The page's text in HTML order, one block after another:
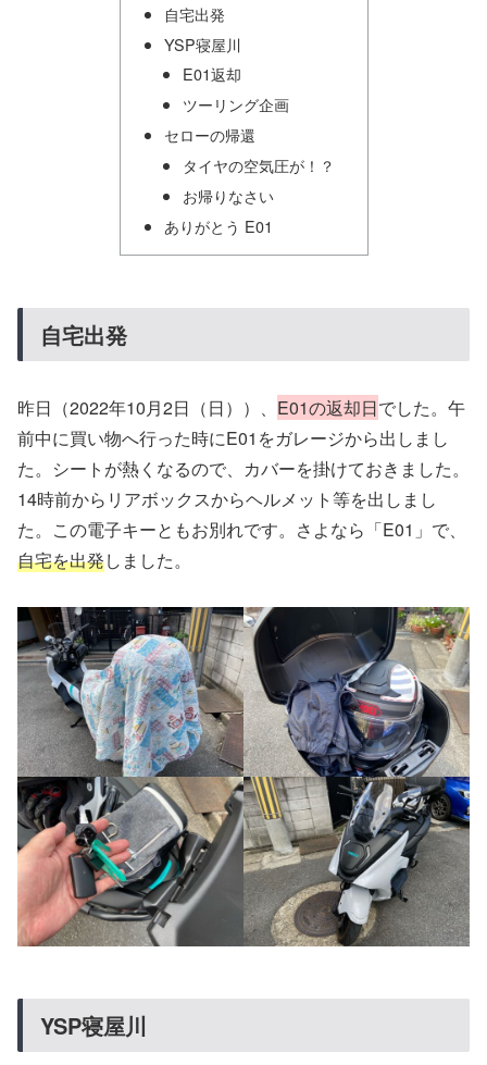
自宅出発
YSP寝屋川
E01返却
ツーリング企画
セローの帰還
タイヤの空気圧が！？
お帰りなさい
ありがとう E01
自宅出発
昨日（2022年10月2日（日））、 E01の返却日でした。午
前中に買い物へ行った時にE01をガレージから出しまし
た。シートが熱くなるので、カバーを掛けておきました。
14時前からリアボックスからヘルメット等を出しまし
た。この電子キーともお別れです。さよなら「E01」で、
自宅を出発しました。
YSP寝屋川